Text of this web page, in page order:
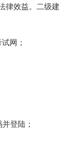
律效益。二级建
网；
登陆；